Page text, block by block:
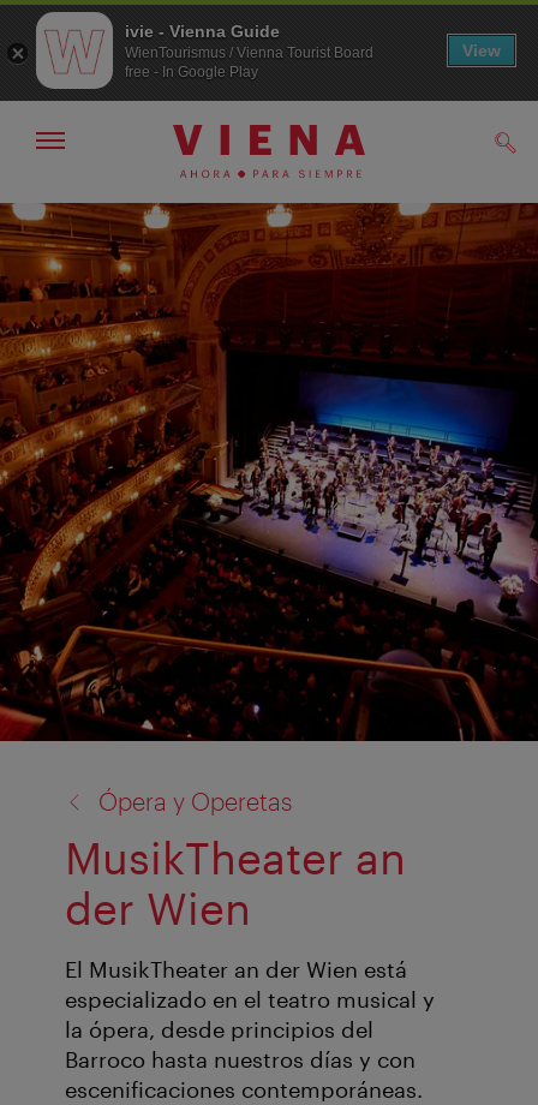
A
la
navegación
Al
contenido
Mostrar/ocultar
Ópera y Operetas
MusikTheater an
der Wien
El MusikTheater an der Wien está
especializado en el teatro musical y
la ópera, desde principios del
Barroco hasta nuestros días y con
escenificaciones contemporáneas.
ivie - Vienna Guide
WienTourismus / Vienna Tourist Board
free - In Google Play
View